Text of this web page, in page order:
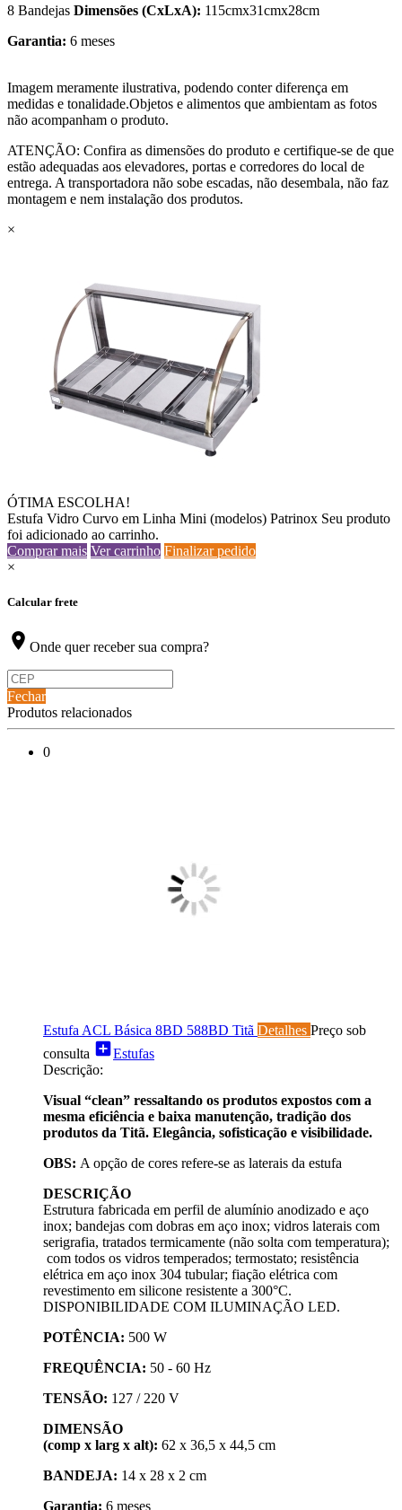
8 Bandejas Dimensões (CxLxA): 115cmx31cmx28cm
Garantia: 6 meses
Imagem meramente ilustrativa, podendo conter diferença em
medidas e tonalidade.Objetos e alimentos que ambientam as fotos
não acompanham o produto.
ATENÇÃO: Confira as dimensões do produto e certifique-se de que
estão adequadas aos elevadores, portas e corredores do local de
entrega. A transportadora não sobe escadas, não desembala, não faz
montagem e nem instalação dos produtos.
×
ÓTIMA ESCOLHA!
Estufa Vidro Curvo em Linha Mini (modelos) Patrinox Seu produto
foi adicionado ao carrinho.
Comprar mais Ver carrinho Finalizar pedido
×
Calcular frete
location_on Onde quer receber sua compra?
Fechar
Produtos relacionados
0
Estufa ACL Básica 8BD 588BD Titã Detalhes Preço sob
consulta add_boxEstufas
Descrição:
Visual “clean” ressaltando os produtos expostos com a
mesma eficiência e baixa manutenção, tradição dos
produtos da Titã. Elegância, sofisticação e visibilidade.
OBS: A opção de cores refere-se as laterais da estufa
DESCRIÇÃO
Estrutura fabricada em perfil de alumínio anodizado e aço
inox; bandejas com dobras em aço inox; vidros laterais com
serigrafia, tratados termicamente (não solta com temperatura);
com todos os vidros temperados; termostato; resistência
elétrica em aço inox 304 tubular; fiação elétrica com
revestimento em silicone resistente a 300°C.
DISPONIBILIDADE COM ILUMINAÇÃO LED.
POTÊNCIA: 500 W
FREQUÊNCIA: 50 - 60 Hz
TENSÃO: 127 / 220 V
DIMENSÃO
(comp x larg x alt): 62 x 36,5 x 44,5 cm
BANDEJA: 14 x 28 x 2 cm
Garantia: 6 meses